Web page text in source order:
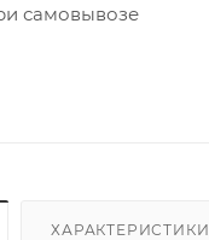
самовывозе
ХАРАКТЕРИСТИКИ